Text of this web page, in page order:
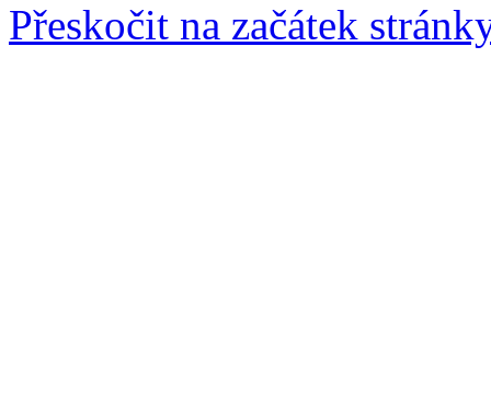
Přeskočit na začátek